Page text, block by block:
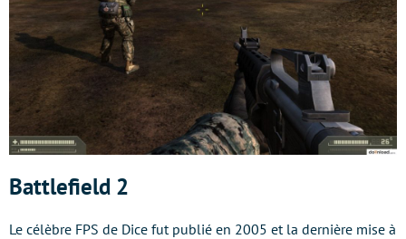
Battlefield 2
Le célèbre FPS de Dice fut publié en 2005 et la dernière mise à